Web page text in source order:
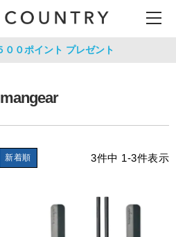
００ポイント プレゼント
新着順 3件中 1-3件表示